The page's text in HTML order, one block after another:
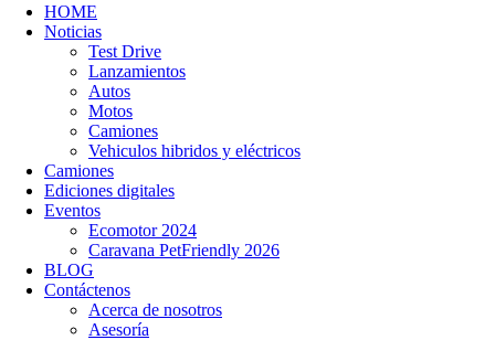
HOME
Noticias
Test Drive
Lanzamientos
Autos
Motos
Camiones
Vehiculos hibridos y eléctricos
Camiones
Ediciones digitales
Eventos
Ecomotor 2024
Caravana PetFriendly 2026
BLOG
Contáctenos
Acerca de nosotros
Asesoría